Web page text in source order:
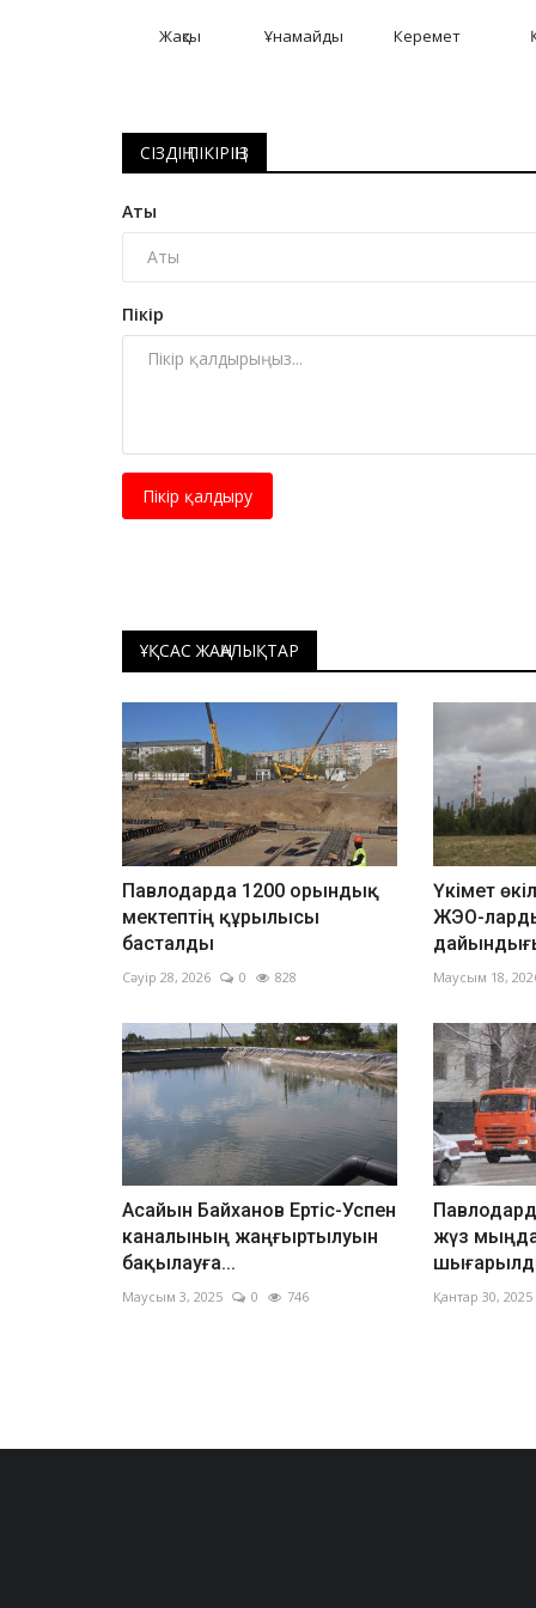
Жақсы Ұнамайды Керемет
СІЗДІҢ ПІКІРІҢІЗ
Аты
Пікір
Пікір қалдыру
ҰҚСАС ЖАҢАЛЫҚТАР
Павлодарда 1200 орындық
мектептің құрылысы
басталды
Сәуір 28, 2026 0 828
Үкімет
ЖЭО-
Маусым 18,
Асайын Байханов Ертіс-Успен
каналының жаңғыртылуын
бақылауға...
Маусым 3, 2025 0 746
жүз
Қантар 30, 2025